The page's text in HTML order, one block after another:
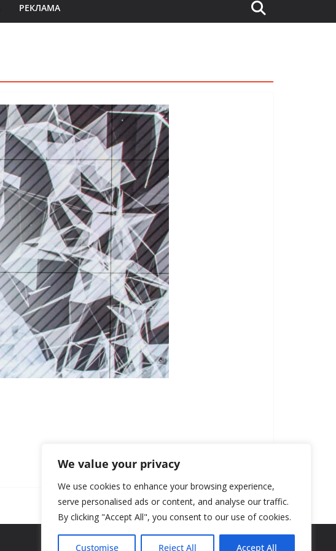
We value your privacy
We use cookies to enhance your browsing experience,
serve personalised ads or content, and analyse our traffic.
By clicking "Accept All", you consent to our use of cookies.
Customise Reject All Accept All
РЕКЛАМА